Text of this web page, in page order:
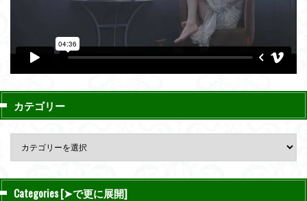
カテゴリー
Categories [➤で更に展開]